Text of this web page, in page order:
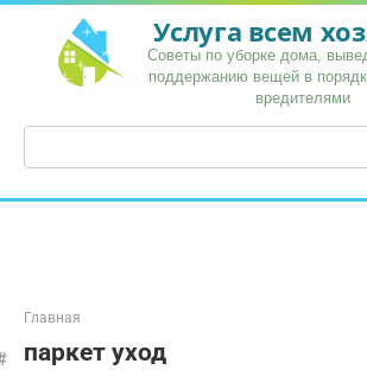
Перейти
контенту
Услуга всем
Советы по уборке дома,
поддержанию вещей в
вредителями
Поиск:
Главная
паркет уход